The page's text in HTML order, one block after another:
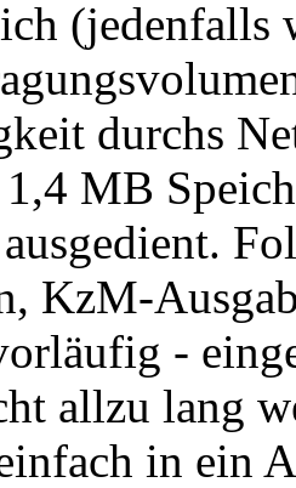
durchs
MB
KzM-
-
allzu lang
in ein